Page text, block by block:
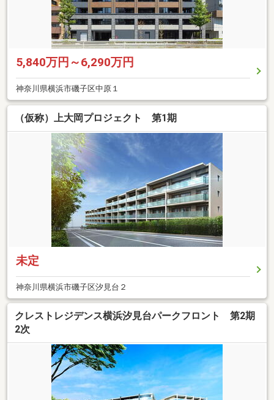
5,840万円～6,290万円
神奈川県横浜市磯子区中原１
（仮称）上大岡プロジェクト 第1期
未定
神奈川県横浜市磯子区汐見台２
クレストレジデンス横浜汐見台パークフロント 第2期
2次